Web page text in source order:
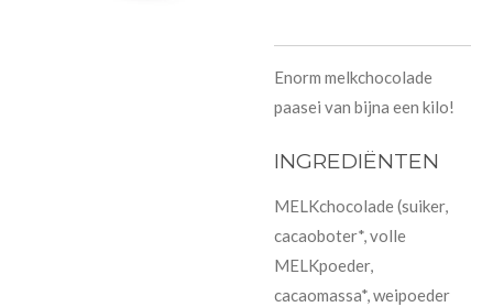
Enorm melkchocolade
paasei van bijna een kilo!
INGREDIËNTEN
MELKchocolade (suiker,
cacaoboter*, volle
MELKpoeder,
cacaomassa*, weipoeder